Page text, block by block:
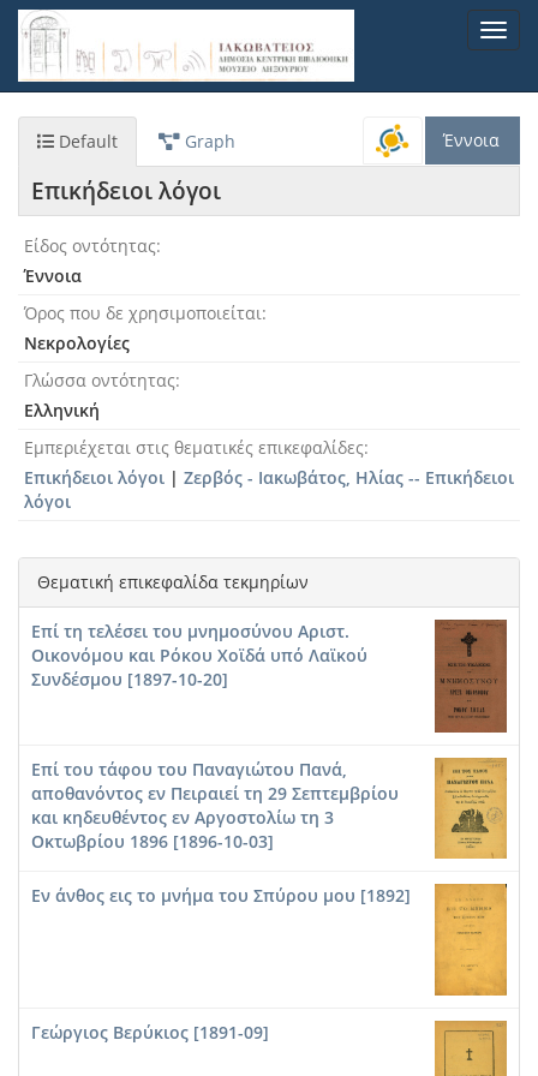
Παράκαμψη
προς
κυρίως
Default Graph Έννοια
Επικήδειοι λόγοι
Είδος οντότητας
Έννοια
Όρος που δε χρησιμοποιείται
Νεκρολογίες
Γλώσσα οντότητας
Ελληνική
Εμπεριέχεται στις θεματικές επικεφαλίδες
Επικήδειοι λόγοι | Ζερβός - Ιακωβάτος, Ηλίας -- Επικήδειοι
λόγοι
Θεματική επικεφαλίδα τεκμηρίων
Επί τη τελέσει του μνημοσύνου Αριστ.
Οικονόμου και Ρόκου Χοϊδά υπό Λαϊκού
Συνδέσμου [1897-10-20]
Επί του τάφου του Παναγιώτου Πανά,
αποθανόντος εν Πειραιεί τη 29 Σεπτεμβρίου
και κηδευθέντος εν Αργοστολίω τη 3
Οκτωβρίου 1896 [1896-10-03]
Εν άνθος εις το μνήμα του Σπύρου μου [1892]
Γεώργιος Βερύκιος [1891-09]